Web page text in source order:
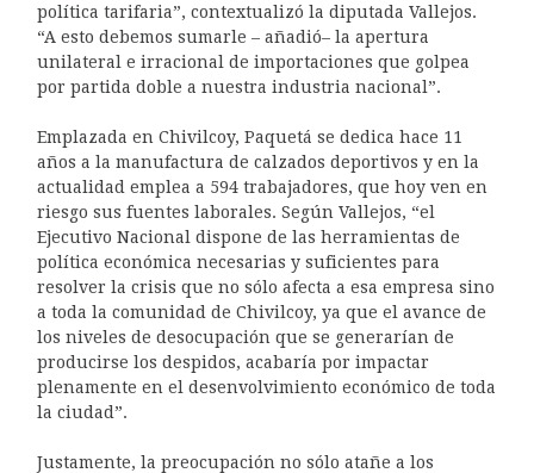
política tarifaria”, contextualizó la diputada Vallejos.
“A esto debemos sumarle – añadió– la apertura
unilateral e irracional de importaciones que golpea
por partida doble a nuestra industria nacional”.
Emplazada en Chivilcoy, Paquetá se dedica hace 11
años a la manufactura de calzados deportivos y en la
actualidad emplea a 594 trabajadores, que hoy ven en
riesgo sus fuentes laborales. Según Vallejos, “el
Ejecutivo Nacional dispone de las herramientas de
política económica necesarias y suficientes para
resolver la crisis que no sólo afecta a esa empresa sino
a toda la comunidad de Chivilcoy, ya que el avance de
los niveles de desocupación que se generarían de
producirse los despidos, acabaría por impactar
plenamente en el desenvolvimiento económico de toda
la ciudad”.
Justamente, la preocupación no sólo atañe a los